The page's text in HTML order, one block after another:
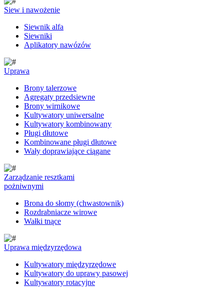
Siew i nawożenie
Siewnik alfa
Siewniki
Aplikatory nawózów
Uprawa
Brony talerzowe
Agregaty przedsiewne
Brony wirnikowe
Kultywatory uniwersalne
Kultywatory kombinowany
Pługi dłutowe
Kombinowane pługi dłutowe
Wały doprawiające ciągane
Zarządzanie resztkami
pożniwnymi
Brona do słomy (chwastownik)
Rozdrabniacze wirowe
Wałki tnące
Uprawa międzyrzędowa
Kultywatory międzyrzędowe
Kultywatory do uprawy pasowej
Kultywatory rotacyjne